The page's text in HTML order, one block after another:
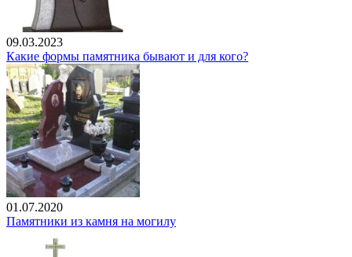
09.03.2023
Какие формы памятника бывают и для кого?
01.07.2020
Памятники из камня на могилу